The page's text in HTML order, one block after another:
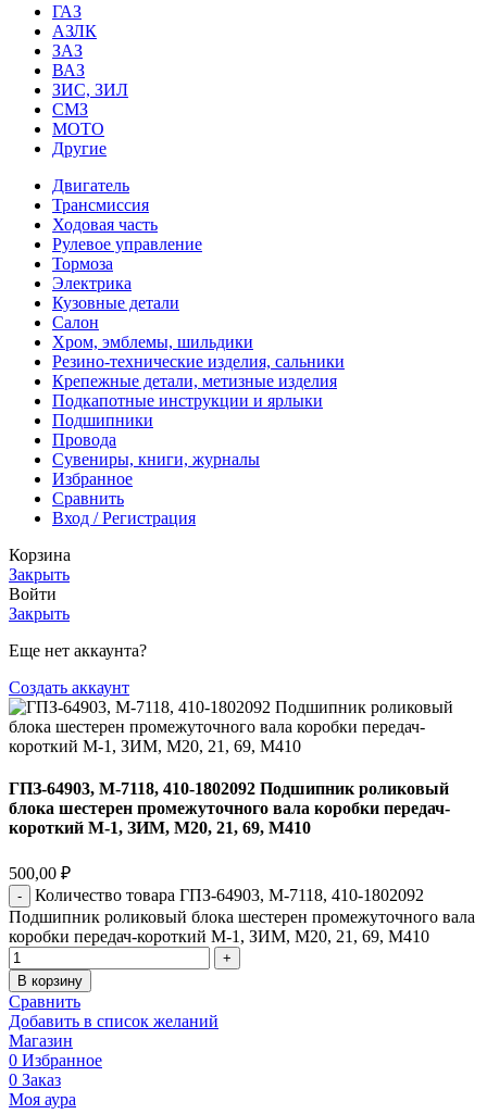
ГАЗ
АЗЛК
ЗАЗ
ВАЗ
ЗИС, ЗИЛ
СМЗ
МОТО
Другие
Двигатель
Трансмиссия
Ходовая часть
Рулевое управление
Тормоза
Электрика
Кузовные детали
Салон
Хром, эмблемы, шильдики
Резино-технические изделия, сальники
Крепежные детали, метизные изделия
Подкапотные инструкции и ярлыки
Подшипники
Провода
Сувениры, книги, журналы
Избранное
Сравнить
Вход / Регистрация
Корзина
Закрыть
Войти
Закрыть
Еще нет аккаунта?
Создать аккаунт
ГПЗ-64903, М-7118, 410-1802092 Подшипник роликовый
блока шестерен промежуточного вала коробки передач-
короткий М-1, ЗИМ, М20, 21, 69, М410
500,00 ₽
Количество товара ГПЗ-64903, М-7118, 410-1802092
Подшипник роликовый блока шестерен промежуточного вала
коробки передач-короткий М-1, ЗИМ, М20, 21, 69, М410
В корзину
Сравнить
Добавить в список желаний
Магазин
0 Избранное
0 Заказ
Моя аура